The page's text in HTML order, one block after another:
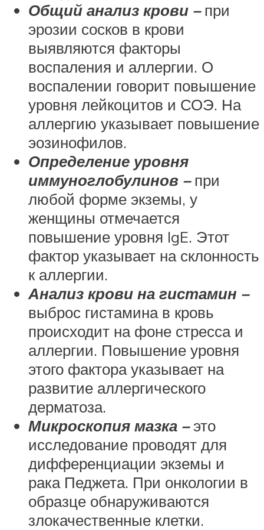
Общий анализ крови –при
эрозии сосков в крови
выявляются факторы
воспаления и аллергии. О
воспалении говорит повышение
уровня лейкоцитов и СОЭ. На
аллергию указывает повышение
эозинофилов.
Определение уровня
иммуноглобулинов –при
любой форме экземы, у
женщины отмечается
повышение уровня IgE. Этот
фактор указывает на склонность
к аллергии.
Анализ крови на гистамин –
выброс гистамина в кровь
происходит на фоне стресса и
аллергии. Повышение уровня
этого фактора указывает на
развитие аллергического
дерматоза.
Микроскопия мазка –это
исследование проводят для
дифференциации экземы и
рака Педжета. При онкологии в
образце обнаруживаются
злокачественные клетки.